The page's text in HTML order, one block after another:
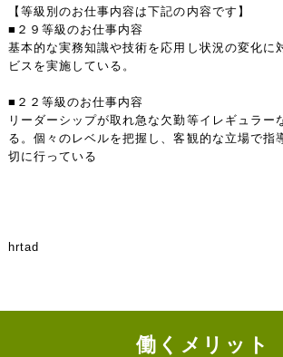
【等級別のお仕事内容は下記の内容です】
■２９等級のお仕事内容
基本的な実務知識や技術を応用し状況の変化に
ビスを実施している。
■２２等級のお仕事内容
リーダーシップが取れ急な欠勤等イレギュラー
る。個々のレベルを把握し、客観的な立場で指
切に行っている
hrtad
働くメリット